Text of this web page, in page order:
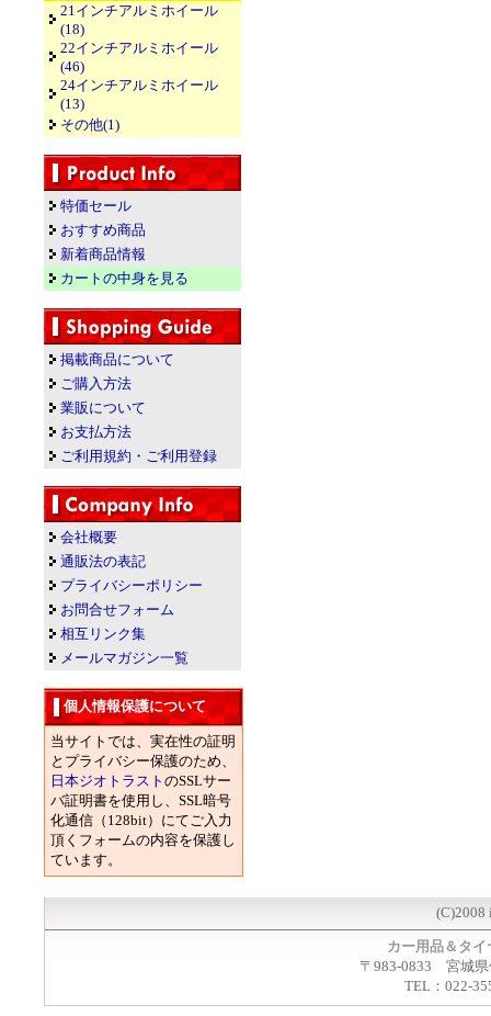
21インチアルミホイール
(18)
22インチアルミホイール
(46)
24インチアルミホイール
(13)
その他(1)
特価セール
おすすめ商品
新着商品情報
カートの中身を見る
掲載商品について
ご購入方法
業販について
お支払方法
ご利用規約・ご利用登録
会社概要
通販法の表記
プライバシーポリシー
お問合せフォーム
相互リンク集
メールマガジン一覧
個人情報保護について
当サイトでは、実在性の証明
とプライバシー保護のため、
日本ジオトラスト のSSLサー
バ証明書を使用し、SSL暗号
化通信（128bit）にてご入力
頂くフォームの内容を保護し
ています。
(C)2008
カー用品＆タ
〒983-0833 宮城県
TEL：022-